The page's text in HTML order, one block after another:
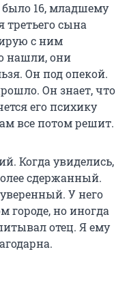
16, младшему
третьего сына
с ним
нашли, они
Он под опекой.
Он знает, что
его психику
все потом решит.
Когда увиделись,
сдержанный.
У него
городе, но иногда
отец. Я ему